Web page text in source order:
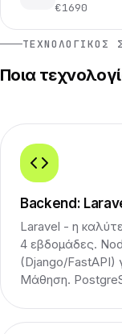
€1690
ΤΕΧΝΟΛΟΓΙΚΌΣ
Ποια
Backend:
Laravel - η
4 εβδομάδες.
(Django/FastAPI)
Μάθηση.